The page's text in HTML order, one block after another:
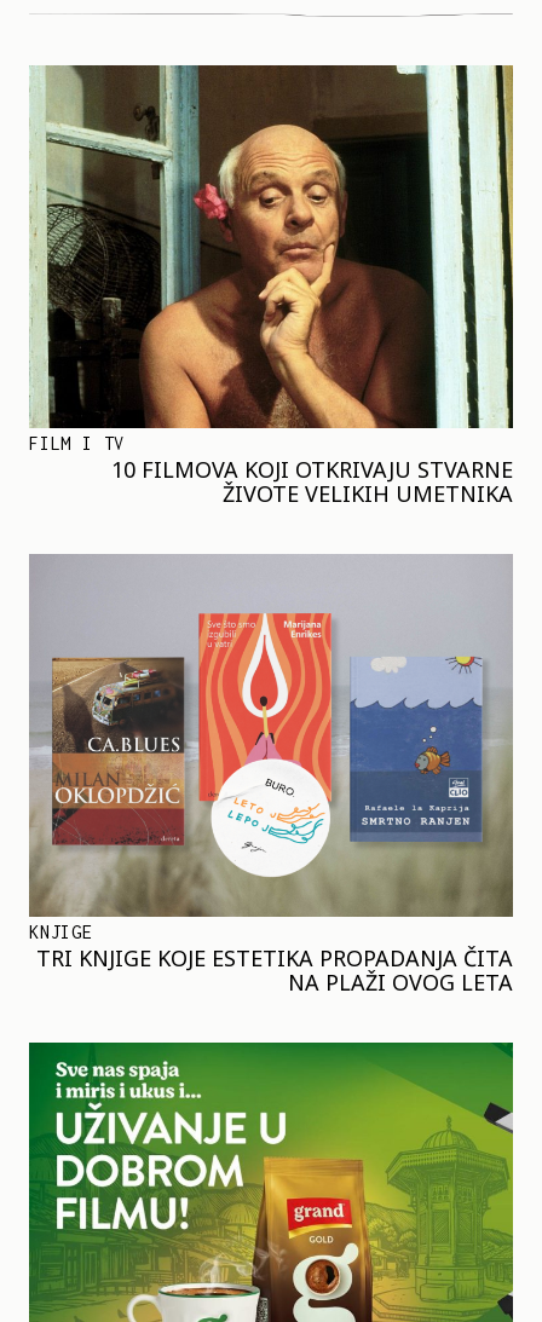
FILM I TV
10 FILMOVA KOJI OTKRIVAJU STVARNE
ŽIVOTE VELIKIH UMETNIKA
KNJIGE
TRI KNJIGE KOJE ESTETIKA PROPADANJA ČITA
NA PLAŽI OVOG LETA